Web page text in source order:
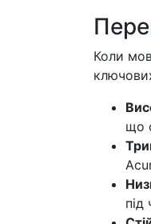
Коли
що